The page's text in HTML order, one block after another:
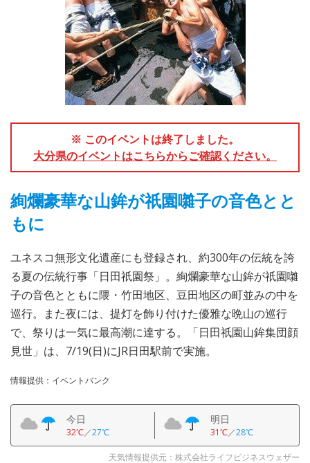
※ このイベントは終了しました。
大分県のイベントはこちらからご確認ください。
絢爛豪華な山鉾が祇園囃子の音色とと
もに
ユネスコ無形文化遺産にも登録され、約300年の伝統を誇
る夏の伝統行事「日田祇園祭」。絢爛豪華な山鉾が祇園囃
子の音色とともに隈・竹田地区、豆田地区の町並みの中を
巡行。また夜には、提灯を飾り付けた優雅な晩山の巡行
で、祭りは一気に最高潮に達する。「日田祇園山鉾集団顔
見世」は、7/19(日)にJR日田駅前で実施。
情報提供：イベントバンク
今日
32℃／27℃
明日
31℃／28℃
天気情報提供元：株式会社ライフビジネスウェザー